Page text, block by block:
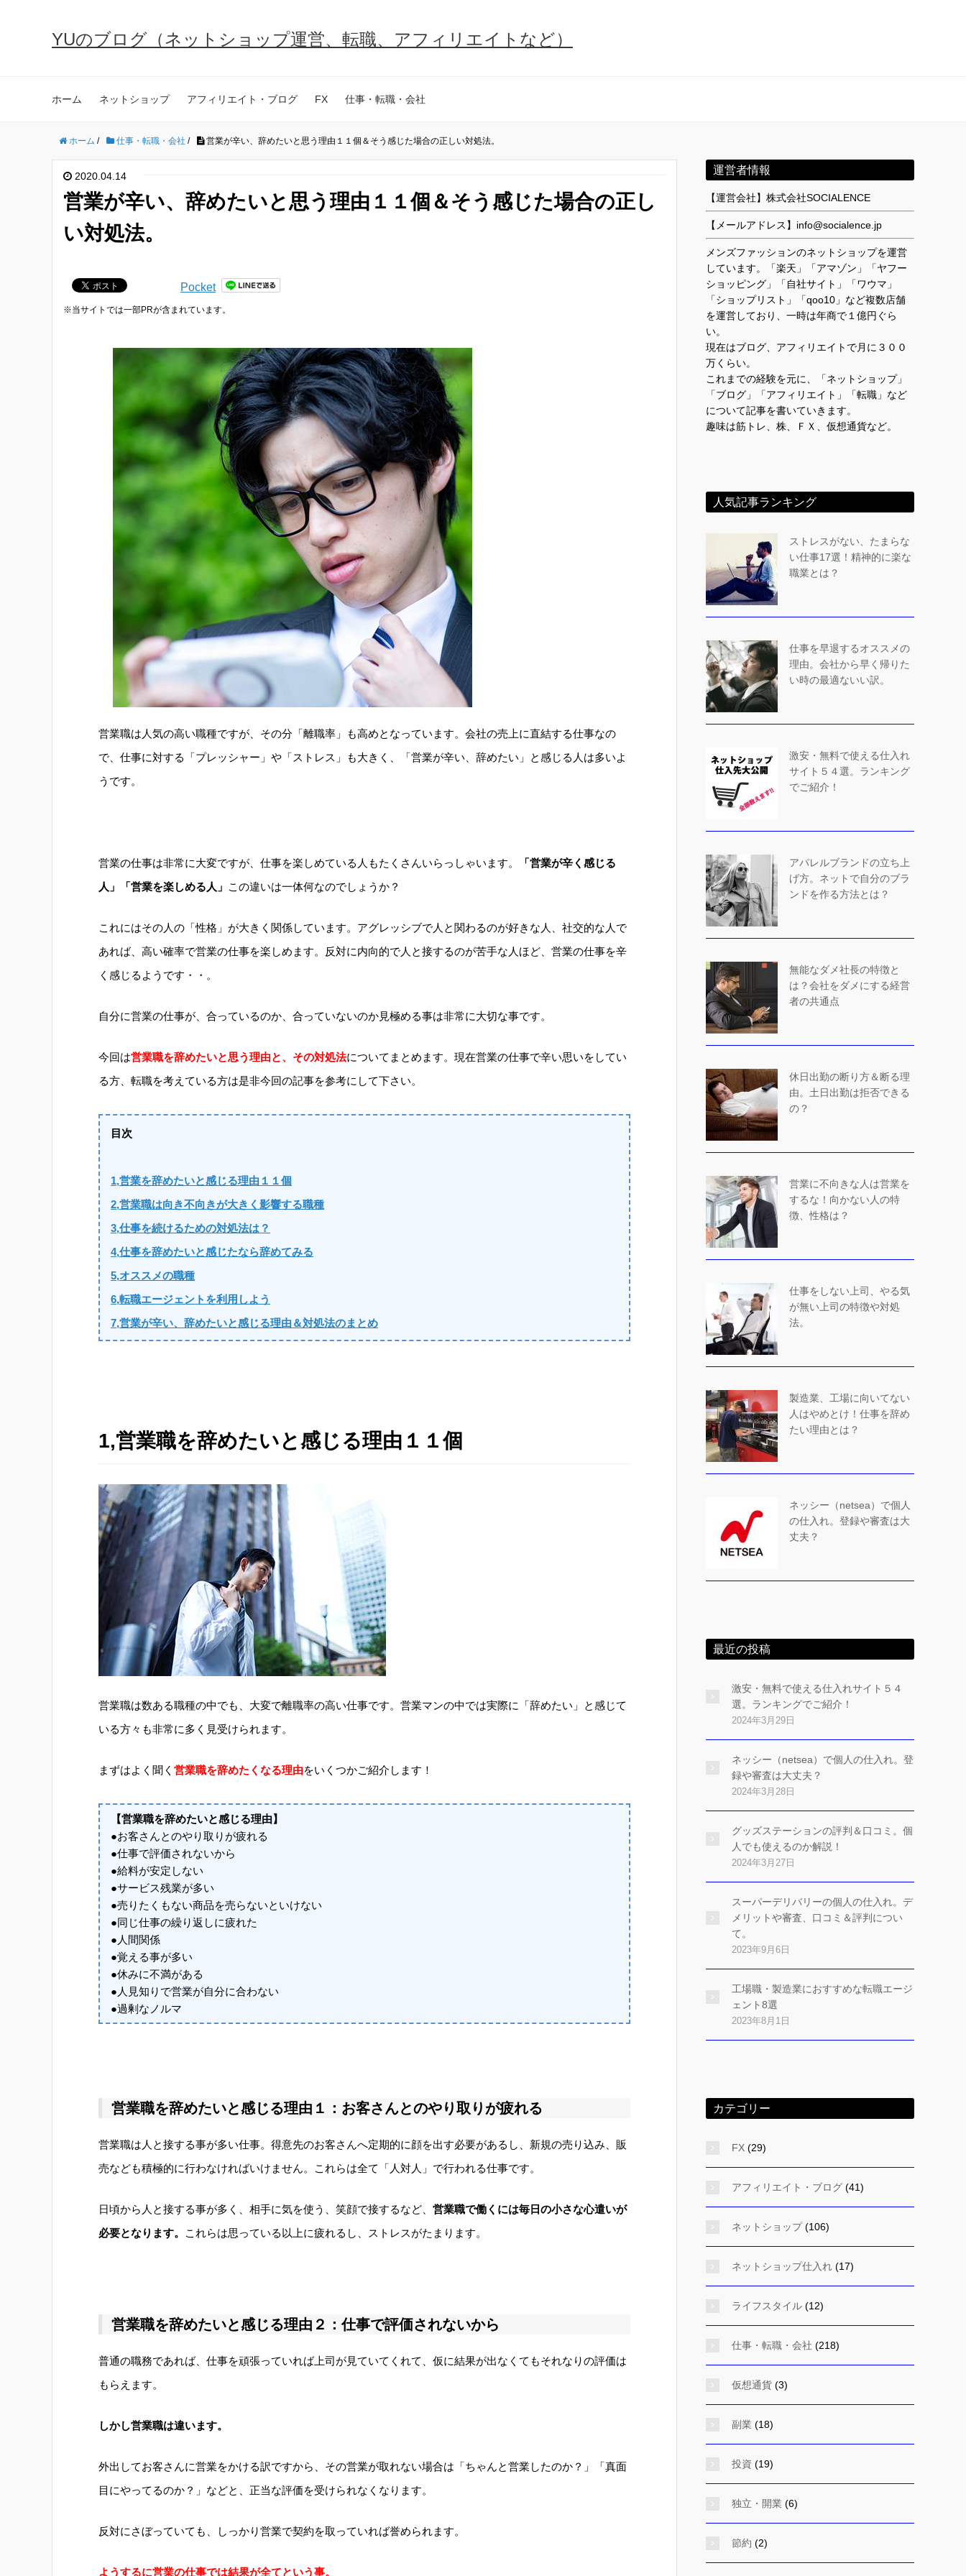
YUのブログ（ネットショップ運営、転職、アフィリエイトなど）
ホーム ネットショップ アフィリエイト・ブログ FX 仕事・転職・会社
ホーム / 仕事・転職・会社 / 営業が辛い、辞めたいと思う理由１１個＆そう感じた場合の正しい対処法。
2020.04.14
営業が辛い、辞めたいと思う理由１１個＆そう感じた場合の正し
い対処法。
Pocket
※当サイトでは一部PRが含まれています。
営業職は人気の高い職種ですが、その分「離職率」も高めとなっています。会社の売上に直結する仕事なの
で、仕事に対する「プレッシャー」や「ストレス」も大きく、「営業が辛い、辞めたい」と感じる人は多いよ
うです。
営業の仕事は非常に大変ですが、仕事を楽しめている人もたくさんいらっしゃいます。
「営業が辛く感じる
人」「営業を楽しめる人」 この違いは一体何なのでしょうか？
これにはその人の「性格」が大きく関係しています。アグレッシブで人と関わるのが好きな人、社交的な人で
あれば、高い確率で営業の仕事を楽しめます。反対に内向的で人と接するのが苦手な人ほど、営業の仕事を辛
く感じるようです・・。
自分に営業の仕事が、合っているのか、合っていないのか見極める事は非常に大切な事です。
今回は営業職を辞めたいと思う理由と、その対処法についてまとめます。現在営業の仕事で辛い思いをしてい
る方、転職を考えている方は是非今回の記事を参考にして下さい。
目次
1,営業を辞めたいと感じる理由１１個
2,営業職は向き不向きが大きく影響する職種
3,仕事を続けるための対処法は？
4,仕事を辞めたいと感じたなら辞めてみる
5,オススメの職種
6,転職エージェントを利用しよう
7,営業が辛い、辞めたいと感じる理由＆対処法のまとめ
1,営業職を辞めたいと感じる理由１１個
営業職は数ある職種の中でも、大変で離職率の高い仕事です。営業マンの中では実際に「辞めたい」と感じて
いる方々も非常に多く見受けられます。
まずはよく聞く 営業職を辞めたくなる理由をいくつかご紹介します！
【営業職を辞めたいと感じる理由】
●お客さんとのやり取りが疲れる
●仕事で評価されないから
●給料が安定しない
●サービス残業が多い
●売りたくもない商品を売らないといけない
●同じ仕事の繰り返しに疲れた
●人間関係
●覚える事が多い
●休みに不満がある
●人見知りで営業が自分に合わない
●過剰なノルマ
営業職を辞めたいと感じる理由１：お客さんとのやり取りが疲れる
営業職は人と接する事が多い仕事。得意先のお客さんへ定期的に顔を出す必要があるし、新規の売り込み、販
売なども積極的に行わなければいけません。これらは全て「人対人」で行われる仕事です。
日頃から人と接する事が多く、相手に気を使う、笑顔で接するなど、 営業職で働くには毎日の小さな心遣いが
必要となります。
これらは思っている以上に疲れるし、ストレスがたまります。
営業職を辞めたいと感じる理由２：仕事で評価されないから
普通の職務であれば、仕事を頑張っていれば上司が見ていてくれて、仮に結果が出なくてもそれなりの評価は
もらえます。
しかし営業職は違います。
外出してお客さんに営業をかける訳ですから、その営業が取れない場合は「ちゃんと営業したのか？」「真面
目にやってるのか？」などと、正当な評価を受けられなくなります。
反対にさぼっていても、しっかり営業で契約を取っていれば誉められます。
ようするに営業の仕事では結果が全てという事。
運営者情報
【運営会社】株式会社SOCIALENCE
【メールアドレス】info@socialence.jp
メンズファッションのネットショップを運営
しています。「楽天」「アマゾン」「ヤフー
ショッピング」「自社サイト」「ワウマ」
「ショップリスト」「qoo10」など複数店舗
を運営しており、一時は年商で１億円ぐら
い。
現在はブログ、アフィリエイトで月に３００
万くらい。
これまでの経験を元に、「ネットショップ」
「ブログ」「アフィリエイト」「転職」など
について記事を書いていきます。
趣味は筋トレ、株、ＦＸ、仮想通貨など。
人気記事ランキング
ストレスがない、たまらな
い仕事17選！精神的に楽な
職業とは？
仕事を早退するオススメの
理由。会社から早く帰りた
い時の最適ないい訳。
激安・無料で使える仕入れ
サイト５４選。ランキング
でご紹介！
アパレルブランドの立ち上
げ方。ネットで自分のブラ
ンドを作る方法とは？
無能なダメ社長の特徴と
は？会社をダメにする経営
者の共通点
休日出勤の断り方＆断る理
由。土日出勤は拒否できる
の？
営業に不向きな人は営業を
するな！向かない人の特
徴、性格は？
仕事をしない上司、やる気
が無い上司の特徴や対処
法。
製造業、工場に向いてない
人はやめとけ！仕事を辞め
たい理由とは？
ネッシー（netsea）で個人
の仕入れ。登録や審査は大
丈夫？
最近の投稿
激安・無料で使える仕入れサイト５４
選。ランキングでご紹介！
2024年3月29日
ネッシー（netsea）で個人の仕入れ。登
録や審査は大丈夫？
2024年3月28日
グッズステーションの評判＆口コミ。個
人でも使えるのか解説！
2024年3月27日
スーパーデリバリーの個人の仕入れ。デ
メリットや審査、口コミ＆評判につい
て。
2023年9月6日
工場職・製造業におすすめな転職エージ
ェント8選
2023年8月1日
カテゴリー
FX (29)
アフィリエイト・ブログ (41)
ネットショップ(106)
ネットショップ仕入れ (17)
ライフスタイル (12)
仕事・転職・会社 (218)
仮想通貨 (3)
副業 (18)
投資 (19)
独立・開業 (6)
節約 (2)